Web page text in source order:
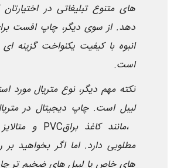
های متنوع تبلیغاتی در
دهد. از سوی دیگر، چاپ افست
انبوه با کیفیت یکنواخت گزینه
است.
نکته مهم دیگر، نوع متریال مورد
لیبل است. چاپ دیجیتال در
مانند کاغذ براق،
PVC و
مطلوبی دارد. اما اگر بخواهید
های خاص یا لیبل های ضخیم تر